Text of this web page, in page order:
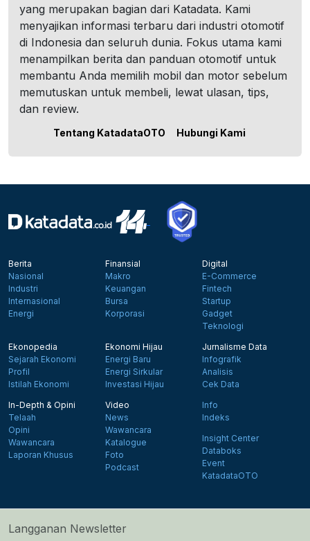
yang merupakan bagian dari Katadata. Kami
menyajikan informasi terbaru dari industri otomotif
di Indonesia dan seluruh dunia. Fokus utama kami
menampilkan berita dan panduan otomotif untuk
membantu Anda memilih mobil dan motor sebelum
memutuskan untuk membeli, lewat ulasan, tips,
dan review.
Tentang KatadataOTO Hubungi Kami
Berita
Nasional
Industri
Internasional
Energi
Finansial
Makro
Keuangan
Bursa
Korporasi
Digital
E-Commerce
Fintech
Startup
Gadget
Teknologi
Ekonopedia
Sejarah Ekonomi
Profil
Istilah Ekonomi
Ekonomi Hijau
Energi Baru
Energi Sirkular
Investasi Hijau
Jurnalisme Data
Infografik
Analisis
Cek Data
In-Depth & Opini
Telaah
Opini
Wawancara
Laporan Khusus
Video
News
Wawancara
Katalogue
Foto
Podcast
Info
Indeks
Insight Center
Databoks
Event
KatadataOTO
Langganan Newsletter